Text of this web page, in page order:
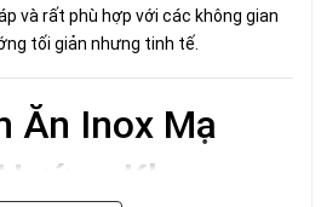
và rất phù hợp với các không gian
tối giản nhưng tinh tế.
Ăn Inox Mạ
Khung